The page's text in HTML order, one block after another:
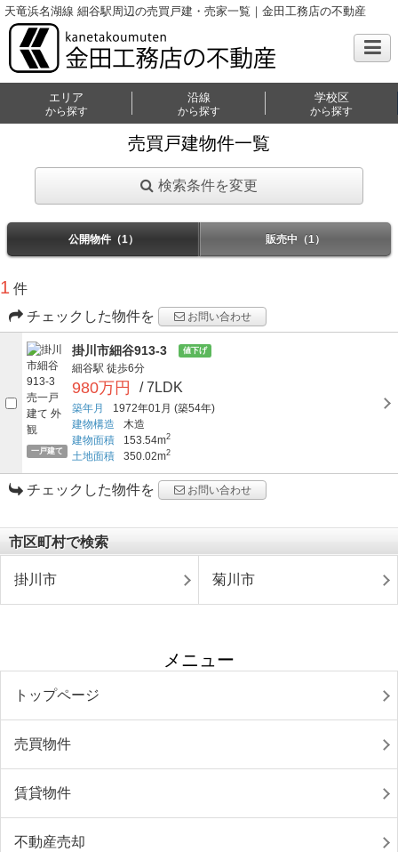
天竜浜名湖線 細谷駅周辺の売買戸建・売家一覧｜金田工務店の不動産
エリア
から探す
沿線
から探す
学校区
から探す
売買戸建物件一覧
検索条件を変更
公開物件（1） 販売中（1）
1 件
チェックした物件を
お問い合わせ
一戸建て
掛川市細谷913-3 値下げ
細谷駅 徒歩6分
980万円 / 7LDK
築年月 1972年01月 (築54年)
建物構造
木造
建物面積
153.54m2
土地面積 350.02m2
チェックした物件を お問い合わせ
市区町村で検索
掛川市 菊川市
メニュー
トップページ
売買物件
賃貸物件
不動産売却